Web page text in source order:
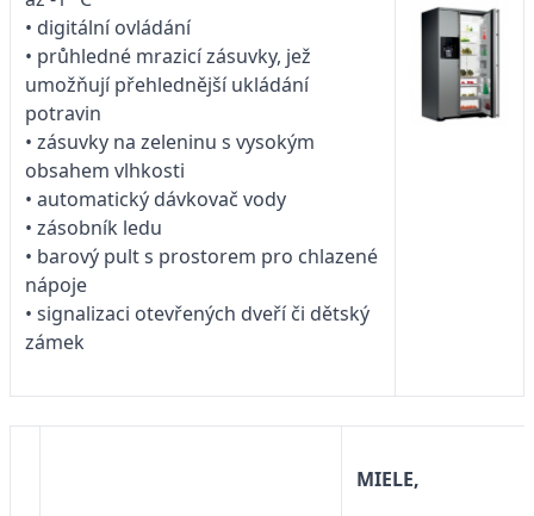
• digitální ovládání
• průhledné mrazicí zásuvky, jež
umožňují přehlednější ukládání
potravin
• zásuvky na zeleninu s vysokým
obsahem vlhkosti
• automatický dávkovač vody
• zásobník ledu
• barový pult s prostorem pro chlazené
nápoje
• signalizaci otevřených dveří či dětský
zámek
MIELE,